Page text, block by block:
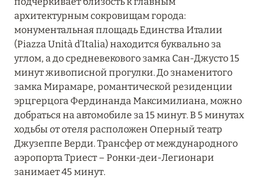
архитектурным сокровищам города:
монументальная площадь Единства Италии
(Piazza Unità d’Italia) находится буквально за
углом, а до средневекового замка Сан-Джусто 15
минут живописной прогулки. До знаменитого
замка Мирамаре, романтической резиденции
эрцгерцога Фердинанда Максимилиана, можно
добраться на автомобиле за 15 минут. В 5 минутах
ходьбы от отеля расположен Оперный театр
Джузеппе Верди. Трансфер от международного
аэропорта Триест – Ронки-деи-Легионари
занимает 45 минут.